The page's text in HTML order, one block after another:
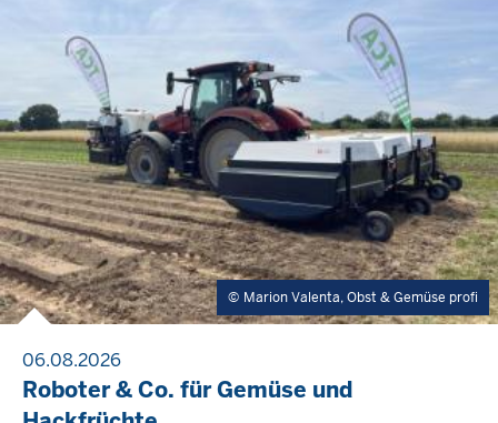
Marion Valenta, Obst & Gemüse profi
06.08.2026
Roboter & Co. für Gemüse und